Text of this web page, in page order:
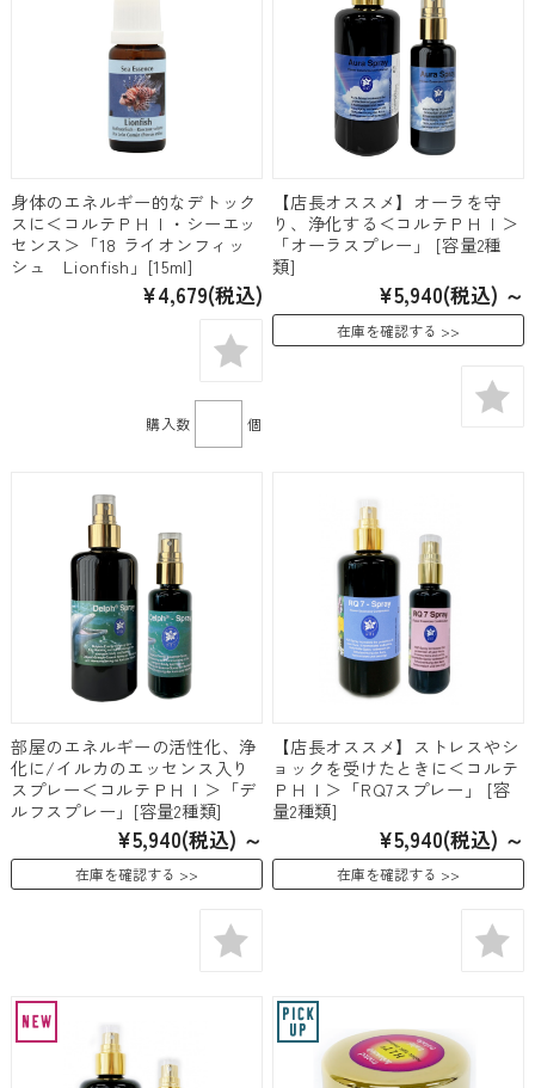
身体のエネルギー的なデトック
スに＜コルテＰＨＩ・シーエッ
センス＞「18 ライオンフィッ
シュ Lionfish」[15ml]
¥4,679(税込)
購入数 個
【店長オススメ】オーラを守
り、浄化する＜コルテＰＨＩ＞
「オーラスプレー」 [容量2種
類]
¥5,940(税込) ～
在庫を確認する
部屋のエネルギーの活性化、浄
化に/イルカのエッセンス入り
スプレー＜コルテＰＨＩ＞「デ
ルフスプレー」[容量2種類]
¥5,940(税込) ～
在庫を確認する
【店長オススメ】ストレスやシ
ョックを受けたときに＜コルテ
ＰＨＩ＞「RQ7スプレー」 [容
量2種類]
¥5,940(税込) ～
在庫を確認する